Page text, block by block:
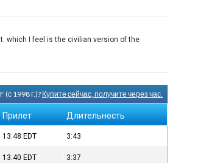
which I feel is the civilian version of the
(с 1998 г.)? Купите сейчас, получите через час.
Прилет Длительность
13:48 EDT 3:43
13:40 EDT 3:37